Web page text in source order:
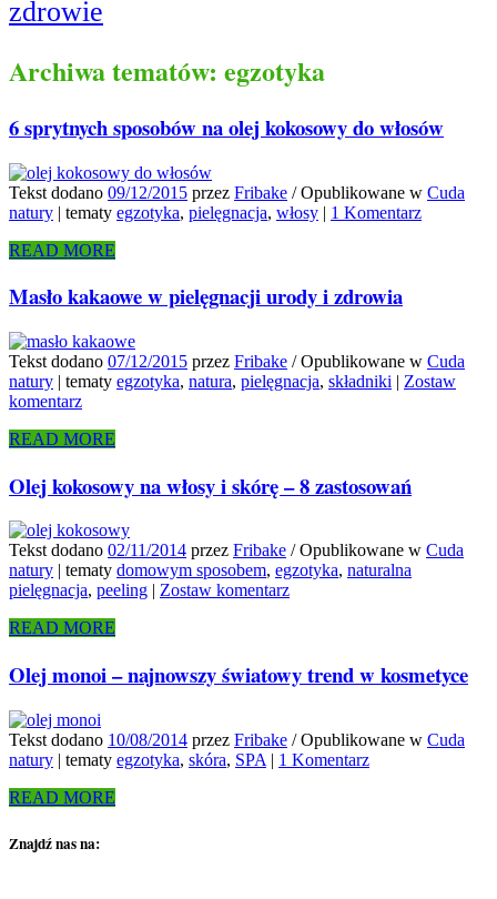
zdrowie
Archiwa tematów: egzotyka
6 sprytnych sposobów na olej kokosowy do włosów
Tekst dodano 09/12/2015 przez Fribake /Opublikowane w Cuda
natury | tematy egzotyka, pielęgnacja, włosy | 1 Komentarz
READ MORE
Masło kakaowe w pielęgnacji urody i zdrowia
Tekst dodano 07/12/2015 przez Fribake /Opublikowane w Cuda
natury | tematy egzotyka, natura, pielęgnacja, składniki | Zostaw
komentarz
READ MORE
Olej kokosowy na włosy i skórę – 8 zastosowań
Tekst dodano 02/11/2014 przez Fribake /Opublikowane w Cuda
natury
tematy domowym sposobem, egzotyka, naturalna
pielęgnacja, peeling
Zostaw komentarz
READ MORE
Olej monoi – najnowszy światowy trend w kosmetyce
Tekst dodano 10/08/2014 przez Fribake /Opublikowane w Cuda
natury | tematy egzotyka, skóra, SPA | 1 Komentarz
READ MORE
Znajdź nas na: